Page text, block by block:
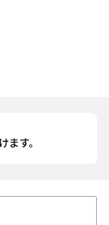
す。